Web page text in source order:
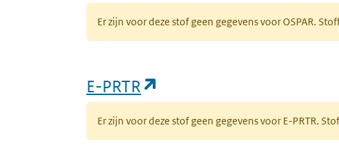
Er zijn voor deze stof geen gegevens voor OSPAR.
E-PRTR
Er zijn voor deze stof geen gegevens voor E-PRTR.